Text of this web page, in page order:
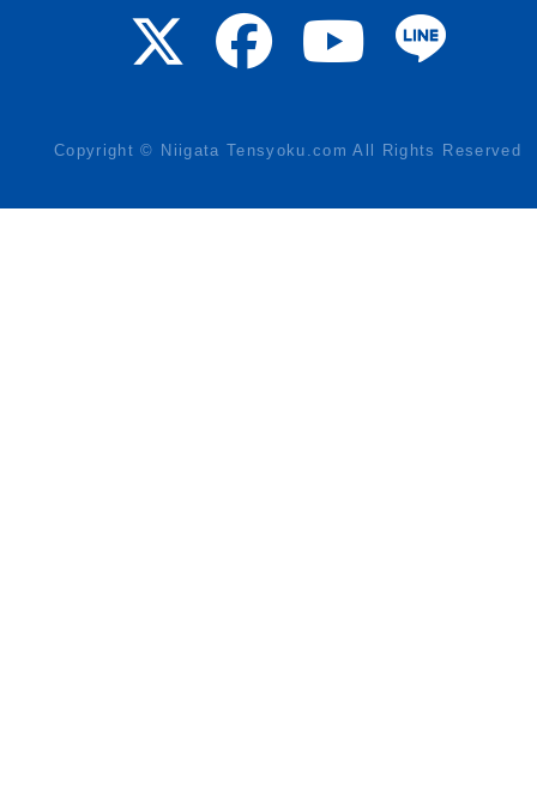
Copyright © Niigata Tensyoku.com All Rights Reserved